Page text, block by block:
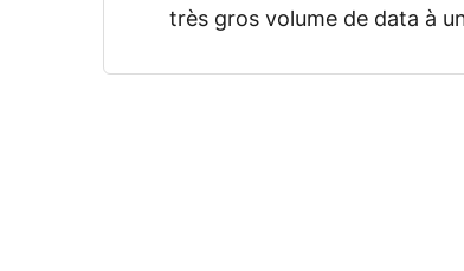
très gros volume de data à